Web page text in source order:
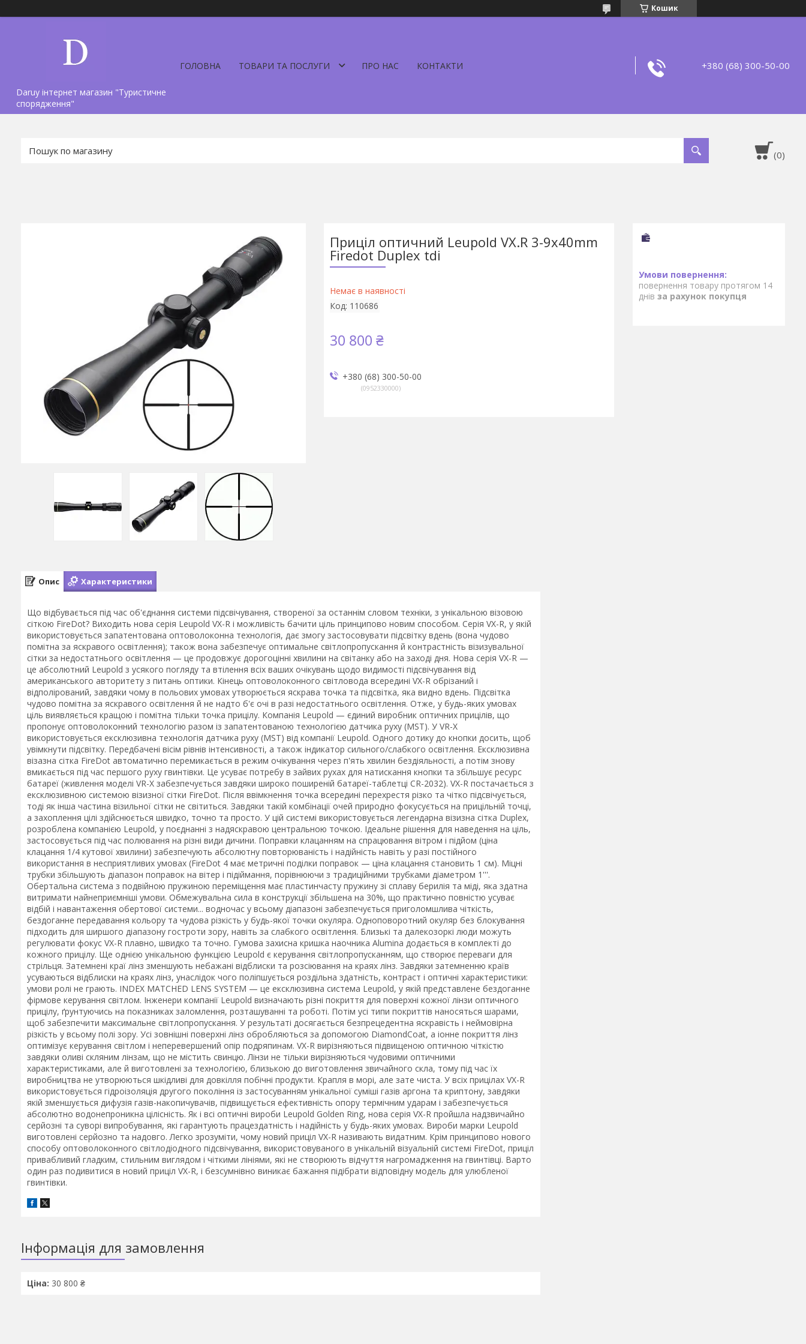
Кошик
Daruy інтернет магазин "Туристичне
спорядження"
ГОЛОВНА ТОВАРИ ТА ПОСЛУГИ ПРО НАС КОНТАКТИ +380 (68) 300-50-00
Приціл оптичний Leupold VX.R 3-9x40mm
Firedot Duplex tdi
Немає в наявності
Код: 110686
30 800 ₴
+380 (68) 300-50-00
0952330000
повернення товару протягом 14
днів за рахунок покупця
Опис Характеристики
Що відбувається під час об'єднання системи підсвічування, створеної за останнім словом техніки, з унікальною візовою
сіткою FireDot? Виходить нова серія Leupold VX-R і можливість бачити ціль принципово новим способом. Серія VX-R, у якій
використовується запатентована оптоволоконна технологія, дає змогу застосовувати підсвітку вдень (вона чудово
помітна за яскравого освітлення); також вона забезпечує оптимальне світлопропускання й контрастність візизувальної
сітки за недостатнього освітлення — це продовжує дорогоцінні хвилини на світанку або на заході дня. Нова серія VX-R —
це абсолютний Leupold з усякого погляду та втілення всіх ваших очікувань щодо видимості підсвічування від
американського авторитету з питань оптики. Кінець оптоволоконного світловода всередині VX-R обрізаний і
відполірований, завдяки чому в польових умовах утворюється яскрава точка та підсвітка, яка видно вдень. Підсвітка
чудово помітна за яскравого освітлення й не надто б'є очі в разі недостатнього освітлення. Отже, у будь-яких умовах
ціль виявляється кращою і помітна тільки точка прицілу. Компанія Leupold — єдиний виробник оптичних прицілів, що
пропонує оптоволоконний технологію разом із запатентованою технологією датчика руху (MST). У VR-X
використовується ексклюзивна технологія датчика руху (MST) від компанії Leupold. Одного дотику до кнопки досить, щоб
увімкнути підсвітку. Передбачені вісім рівнів інтенсивності, а також індикатор сильного/слабкого освітлення. Ексклюзивна
візазна сітка FireDot автоматично перемикається в режим очікування через п'ять хвилин бездіяльності, а потім знову
вмикається під час першого руху гвинтівки. Це усуває потребу в зайвих рухах для натискання кнопки та збільшує ресурс
батареї (живлення моделі VR-X забезпечується завдяки широко поширеній батареї-таблетці CR-2032). VX-R постачається з
ексклюзивною системою візизної сітки FireDot. Після ввімкнення точка всередині перехрестя різко та чітко підсвічується,
тоді як інша частина візильної сітки не світиться. Завдяки такій комбінації очей природно фокусується на прицільній точці,
а захоплення цілі здійснюється швидко, точно та просто. У цій системі використовується легендарна візизна сітка Duplex,
розроблена компанією Leupold, у поєднанні з надяскравою центральною точкою. Ідеальне рішення для наведення на ціль,
застосовується під час полювання на різні види дичини. Поправки клацанням на спрацювання вітром і підйом (ціна
клацання 1/4 кутової хвилини) забезпечують абсолютну повторюваність і надійність навіть у разі постійного
використання в несприятливих умовах (FireDot 4 має метричні поділки поправок — ціна клацання становить 1 см). Міцні
трубки збільшують діапазон поправок на вітер і підіймання, порівнюючи з традиційними трубками діаметром 1'''.
Обертальна система з подвійною пружиною переміщення має пластинчасту пружину зі сплаву берилія та міді, яка здатна
витримати найнеприємніші умови. Обмежувальна сила в конструкції збільшена на 30%, що практично повністю усуває
відбій і навантаження обертової системи... водночас у всьому діапазоні забезпечується приголомшлива чіткість,
бездоганне передавання кольору та чудова різкість у будь-якої точки окуляра. Одноповоротний окуляр без блокування
підходить для ширшого діапазону гостроти зору, навіть за слабкого освітлення. Близькі та далекозоркі люди можуть
регулювати фокус VX-R плавно, швидко та точно. Гумова захисна кришка наочника Alumina додається в комплекті до
кожного прицілу. Ще однією унікальною функцією Leupold є керування світлопропусканням, що створює переваги для
стрільця. Затемнені краї лінз зменшують небажані відблиски та розсіювання на краях лінз. Завдяки затемненню країв
усуваються відблиски на краях лінз, унаслідок чого поліпшується роздільна здатність, контраст і оптичні характеристики:
умови ролі не грають. INDEX MATCHED LENS SYSTEM — це ексклюзивна система Leupold, у якій представлене бездоганне
фірмове керування світлом. Інженери компанії Leupold визначають різні покриття для поверхні кожної лінзи оптичного
прицілу, ґрунтуючись на показниках заломлення, розташуванні та роботі. Потім усі типи покриттів наносяться шарами,
щоб забезпечити максимальне світлопропускання. У результаті досягається безпрецедентна яскравість і неймовірна
різкість у всьому полі зору. Усі зовнішні поверхні лінз обробляються за допомогою DiamondCoat, а іонне покриття лінз
оптимізує керування світлом і неперевершений опір подряпинам. VX-R вирізняються підвищеною оптичною чіткістю
завдяки оливі скляним лінзам, що не містить свинцю. Лінзи не тільки вирізняються чудовими оптичними
характеристиками, але й виготовлені за технологією, близькою до виготовлення звичайного скла, тому під час їх
виробництва не утворюються шкідливі для довкілля побічні продукти. Крапля в морі, але зате чиста. У всіх прицілах VX-R
використовується гідроізоляція другого покоління із застосуванням унікальної суміші газів аргона та криптону, завдяки
якій зменшується дифузія газів-накопичувачів, підвищується ефективність опору термічним ударам і забезпечується
абсолютно водонепроникна цілісність. Як і всі оптичні вироби Leupold Golden Ring, нова серія VX-R пройшла надзвичайно
серйозні та суворі випробування, які гарантують працездатність і надійність у будь-яких умовах. Вироби марки Leupold
виготовлені серйозно та надовго. Легко зрозуміти, чому новий приціл VX-R називають видатним. Крім принципово нового
способу оптоволоконного світлодіодного підсвічування, використовуваного в унікальній візуальній системі FireDot, приціл
привабливий гладким, стильним виглядом і чіткими лініями, які не створюють відчуття нагромадження на гвинтівці. Варто
один раз подивитися в новий приціл VX-R, і безсумнівно виникає бажання підібрати відповідну модель для улюбленої
гвинтівки.
Інформація для замовлення
Ціна: 30 800 ₴